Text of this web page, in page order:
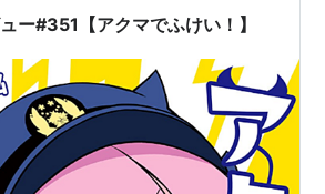
ー#351【アクマでふけい！】